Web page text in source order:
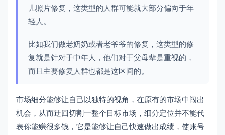
儿照片修复，这类型的人群可能就大部分偏向于年
轻人。
比如我们做老奶奶或者老爷爷的修复，这类型的修
复就是针对于中年人，他们对于父母辈是重视的，
而且主要修复人群也都是这区间的。
市场细分能够让自己以独特的视角，在原有的市场中闯出
机会，从而迂回切割一整个目标市场，细分定位并不能代
表你能赚很多钱，它是能够让自己快速做出成绩，使账号